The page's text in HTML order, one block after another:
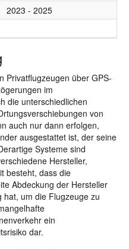
2023 - 2025
Privatflugzeugen über GPS-
im
die unterschiedlichen
von
auch nur dann erfolgen,
ausgestattet ist, der seine
Systeme sind
Hersteller,
besteht, dass die
Abdeckung der Hersteller
um die Flugzeuge zu
ein
dar.